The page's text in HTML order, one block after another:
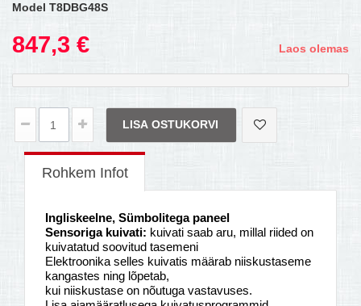
Model T8DBG48S
847,3 € Laos olemas
LISA OSTUKORVI
Rohkem Infot
Ingliskeelne, Sümbolitega paneel
Sensoriga kuivati: kuivati saab aru, millal riided on
kuivatatud soovitud tasemeni
Elektroonika selles kuivatis määrab niiskustaseme
kangastes ning lõpetab,
kui niiskustase on nõutuga vastavuses.